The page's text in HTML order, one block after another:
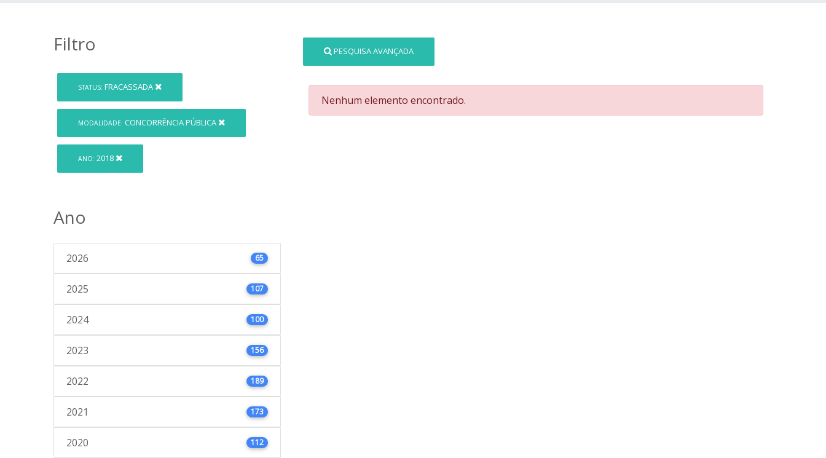
Filtro
STATUS: FRACASSADA
MODALIDADE: CONCORRÊNCIA PÚBLICA
ANO: 2018
Ano
2026 65
2025 107
2024 100
2023 156
2022 189
2021 173
2020 112
PESQUISA AVANÇADA
Nenhum elemento encontrado.